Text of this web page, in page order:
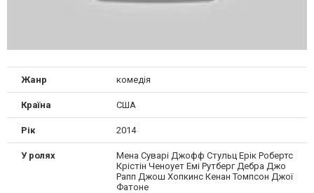
Жанр комедія
Країна США
Рік 2014
У ролях
Мена Суварі Джофф Стульц Ерік Робертс
Крістін Ченоует Емі Рутберг Дебра Джо
Рапп Джош Хопкинс Кенан Томпсон Джої
Фатоне